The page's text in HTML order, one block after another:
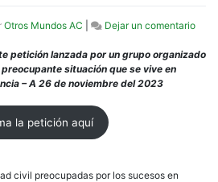
Otros Mundos AC Dejar un comentarioen
Urge
petición lanzada por un grupo organizado
situación que se vive en
– A 26 de noviembre del 2023
la petición aquí
civil preocupadas por los sucesos en